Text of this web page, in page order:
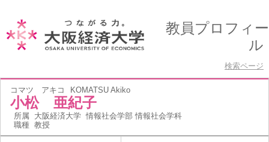
教員プロフィー
ル
検索ページ
コマツ アキコ KOMATSU Akiko
小松 亜紀子
所属 大阪経済大学 情報社会学部 情報社会学科
職種 教授